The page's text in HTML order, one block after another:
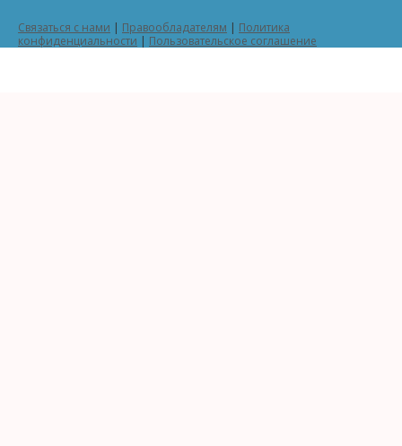
Связаться с нами | Правообладателям | Политика
конфиденциальности | Пользовательское соглашение